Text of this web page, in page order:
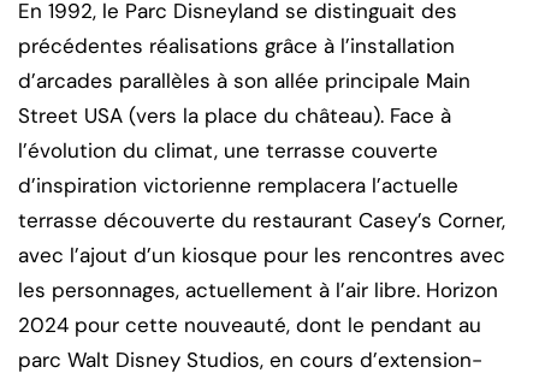
En 1992, le Parc Disneyland se distinguait des
précédentes réalisations grâce à l’installation
d’arcades parallèles à son allée principale Main
Street USA (vers la place du château). Face à
l’évolution du climat, une terrasse couverte
d’inspiration victorienne remplacera l’actuelle
terrasse découverte du restaurant Casey’s Corner,
avec l’ajout d’un kiosque pour les rencontres avec
les personnages, actuellement à l’air libre. Horizon
2024 pour cette nouveauté, dont le pendant au
parc Walt Disney Studios, en cours d’extension-